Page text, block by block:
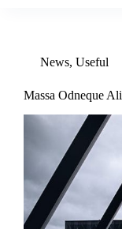
News, Useful
Massa Odneque